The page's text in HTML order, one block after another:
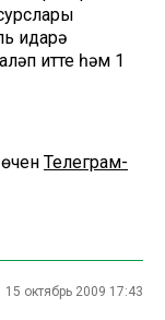
идарә
итте һәм 1
Телеграм-
15 октябрь 2009 17:43